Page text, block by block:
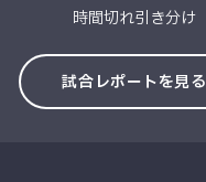
時間切れ引き分け
試合レポートを見る